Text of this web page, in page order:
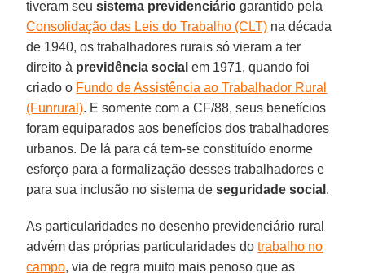
tiveram seusistema previdenciário garantido pela
Consolidação das Leis do Trabalho (CLT) na década
de 1940, os trabalhadores rurais só vieram a ter
direito à previdência social em 1971, quando foi
criado o Fundo de Assistência ao Trabalhador Rural
(Funrural). E somente com a CF/88, seus benefícios
foram equiparados aos benefícios dos trabalhadores
urbanos. De lá para cá tem-se constituído enorme
esforço para a formalização desses trabalhadores e
para sua inclusão no sistema deseguridade social .
As particularidades no desenho previdenciário rural
advém das próprias particularidades dotrabalho no
campo, via de regra muito mais penoso que as